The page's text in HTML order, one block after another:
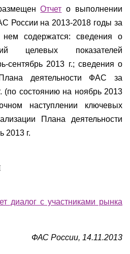
Отчет о выполнении
России на 2013-2018 годы за
содержатся: сведения о
целевых показателей
сентябрь 2013 г.; сведения о
деятельности ФАС за
(по состоянию на ноябрь 2013
наступлении ключевых
Плана деятельности
2013 г.
диалог с участниками рынка
ФАС России, 14.11.2013